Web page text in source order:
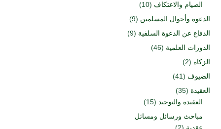
الصيام والاعتكاف (10)
الدعوة وأحوال المسلمين (9)
الدفاع عن الدعوة السلفية (9)
الدورات العلمية (46)
الزكاة (2)
الضيوف (41)
العقيدة (35)
العقيدة والتوحيد (15)
مباحث ورسائل ومسائل